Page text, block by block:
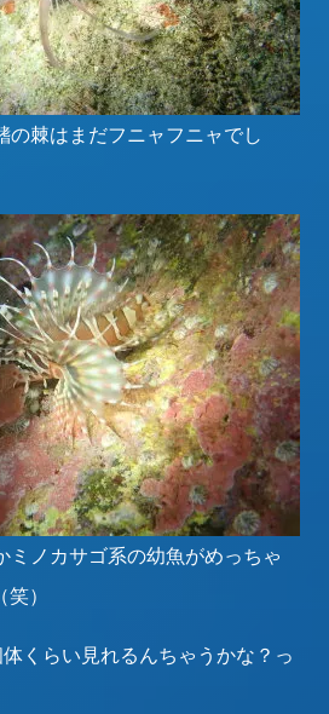
の棘はまだフニャフニャでし
ミノカサゴ系の幼魚がめっちゃ
）
くらい見れるんちゃうかな？っ